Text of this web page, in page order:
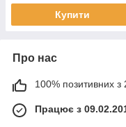
Купити
Про нас
100% позитивних з
Працює з